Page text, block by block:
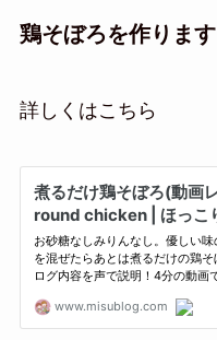
鶏そぼろを作ります
詳しくはこちら